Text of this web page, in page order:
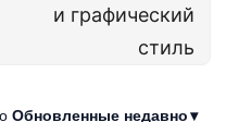
и графический
стиль